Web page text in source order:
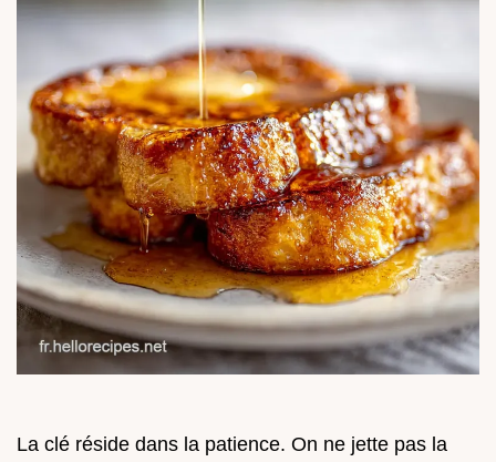
La clé réside dans la patience. On ne jette pas la